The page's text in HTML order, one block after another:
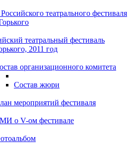
театрального фестиваля
театральный фестиваль
2011 год
организационного комитета
Состав жюри
мероприятий фестиваля
о V-ом фестивале